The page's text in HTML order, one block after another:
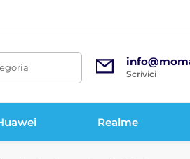
Scrivici
Realme